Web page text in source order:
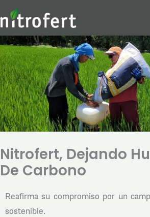
al
contenido
Nitrofert, Dejando
De Carbono
Reafirma su compromiso por un
sostenible.